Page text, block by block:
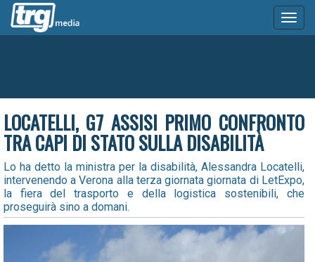
LOCATELLI, G7 ASSISI PRIMO CONFRONTO
TRA CAPI DI STATO SULLA DISABILITÀ
Lo ha detto la ministra per la disabilità, Alessandra Locatelli,
intervenendo a Verona alla terza giornata giornata di LetExpo,
la fiera del trasporto e della logistica sostenibili, che
proseguirà sino a domani.